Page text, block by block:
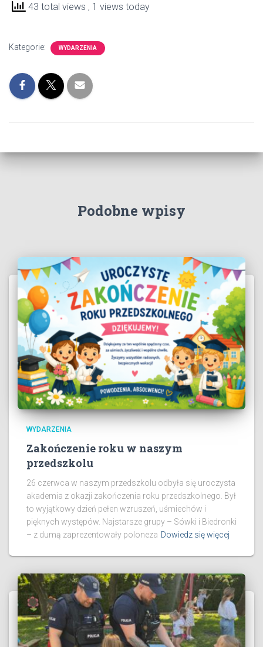
43 total views , 1 views today
Kategorie: WYDARZENIA
Podobne wpisy
WYDARZENIA
Zakończenie roku w naszym
przedszkolu
26 czerwca w naszym przedszkolu odbyła się uroczysta
akademia z okazji zakończenia roku przedszkolnego. Był
to wyjątkowy dzień pełen wzruszeń, uśmiechów i
pięknych występów. Najstarsze grupy – Sówki i Biedronki
– z dumą zaprezentowały poloneza Dowiedz się więcej